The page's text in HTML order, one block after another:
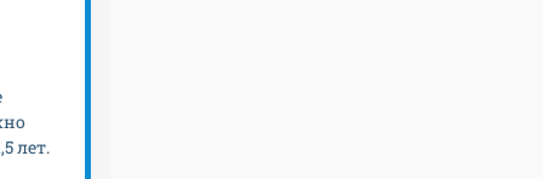
лет.